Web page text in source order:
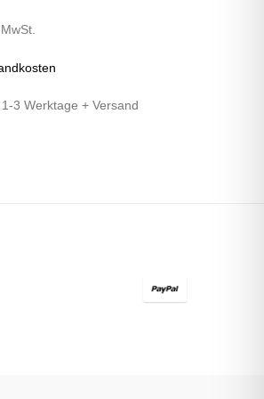
1-3 Werktage + Versand